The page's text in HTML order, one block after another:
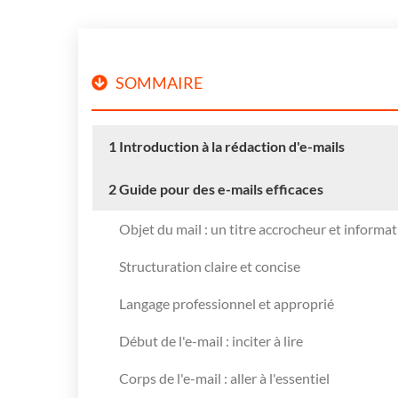
SOMMAIRE
1 Introduction à la rédaction d'e-mails
2Guide pour des e-mails efficaces
Objet du mail : un titre accrocheur et
Structuration claire et concise
Langage professionnel et approprié
Début de l'e-mail : inciter à lire
Corps de l'e-mail : aller à l'essentiel